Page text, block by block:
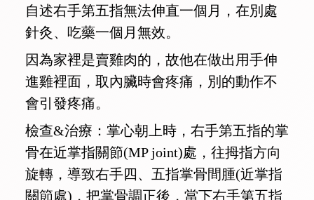
自述右手第五指無法伸直一個月，在別處
針灸、吃藥一個月無效。
因為家裡是賣雞肉的，故他在做出用手伸
進雞裡面，取內臟時會疼痛，別的動作不
會引發疼痛。
檢查&治療：掌心朝上時，右手第五指的掌
骨在近掌指關節(MP joint)處，往拇指方向
旋轉，導致右手四、五指掌骨間腫(近掌指
關節處)，把掌骨調正後，當下右手第五指